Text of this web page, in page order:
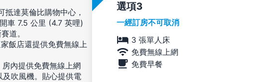
選項
一經訂房不可取消
3 張單人床
免費無線上網
免費早餐
達莫倫比購物中心，
車 7.5 公里 (4.7 英哩)
道。
飯店還提供免費無線上
內提供免費無線上網
吹風機。貼心提供電